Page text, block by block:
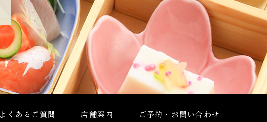
よくあるご質問 店舗案内 ご予約・お問い合わせ